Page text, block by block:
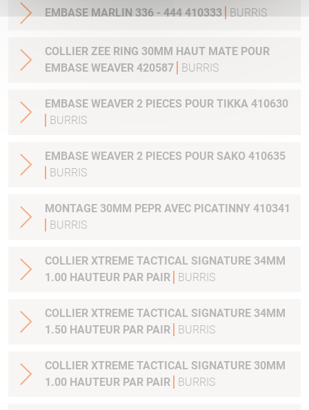
EMBASE MARLIN 336 - 444 410333 BURRIS
COLLIER ZEE RING 30MM HAUT MATE POUR
EMBASE WEAVER 420587
BURRIS
EMBASE WEAVER 2 PIECES POUR TIKKA 410630
BURRIS
EMBASE WEAVER 2 PIECES POUR SAKO 410635
BURRIS
MONTAGE 30MM PEPR AVEC PICATINNY 410341
BURRIS
COLLIER XTREME TACTICAL SIGNATURE 34MM
1.00 HAUTEUR PAR PAIR
BURRIS
COLLIER XTREME TACTICAL SIGNATURE 34MM
1.50 HAUTEUR PAR PAIR
BURRIS
COLLIER XTREME TACTICAL SIGNATURE 30MM
1.00 HAUTEUR PAR PAIR
BURRIS